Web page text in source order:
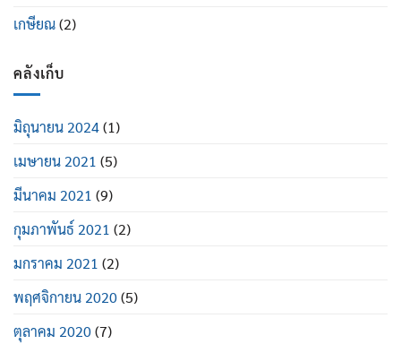
เกษียณ(2)
คลังเก็บ
มิถุนายน 2024(1)
เมษายน 2021 (5)
มีนาคม 2021 (9)
กุมภาพันธ์ 2021 (2)
มกราคม 2021 (2)
พฤศจิกายน 2020(5)
ตุลาคม 2020(7)